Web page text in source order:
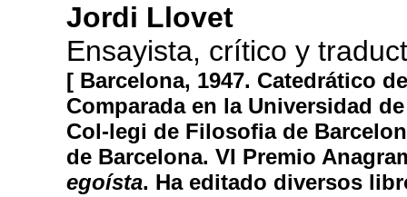
Jordi Llovet
Ensayista, crítico y
[ Barcelona, 1947. Catedrático
Comparada en la Universidad
Col-legi de Filosofia de
de Barcelona. VI Premio
egoísta. Ha editado diversos